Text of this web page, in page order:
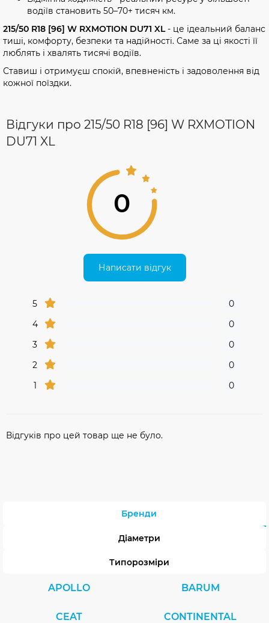
водіїв становить 50–70+ тисяч км.
215/50 R18 [96] W RXMOTION DU71 XL- це ідеальний баланс
тиші, комфорту, безпеки та надійності. Саме за ці якості її
люблять і хвалять тисячі водіїв.
Ставиш і отримуєш спокій, впевненість і задоволення від
кожної поїздки.
Відгуки про 215/50 R18 [96] W RXMOTION
DU71 XL
0
Написати відгук
5
0
4
0
3
0
2
0
1
0
Відгуків про цей товар ще не було.
Бренди
Діаметри
Типорозміри
APOLLO BARUM
CEAT CONTINENTAL